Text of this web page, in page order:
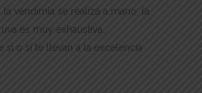
vendimia se realiza a mano, la
es muy exhaustiva…
sí o sí te llevan a la excelencia